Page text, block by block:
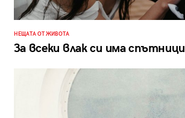
НЕЩАТА ОТ ЖИВОТА
За всеки влак си има спътници